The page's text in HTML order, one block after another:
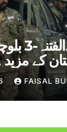
FAISAL